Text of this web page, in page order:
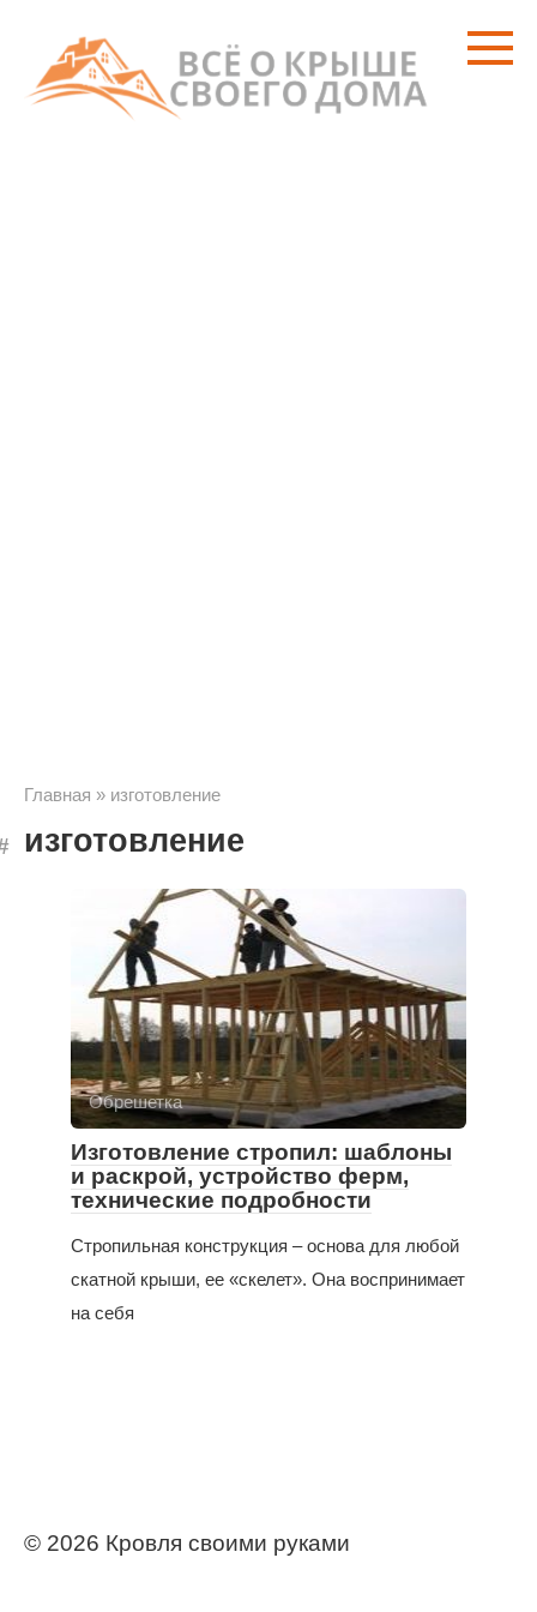
контенту
Главная » изготовление
изготовление
Обрешетка
Изготовление стропил: шаблоны
и раскрой, устройство ферм,
технические подробности
Стропильная конструкция – основа для любой
скатной крыши, ее «скелет». Она воспринимает
на себя
© 2026 Кровля своими руками